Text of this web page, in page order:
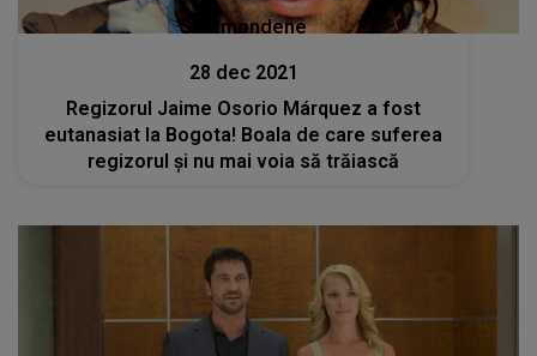
Stiri mondene
28 dec 2021
Regizorul Jaime Osorio Márquez a fost
eutanasiat la Bogota! Boala de care suferea
regizorul și nu mai voia să trăiască